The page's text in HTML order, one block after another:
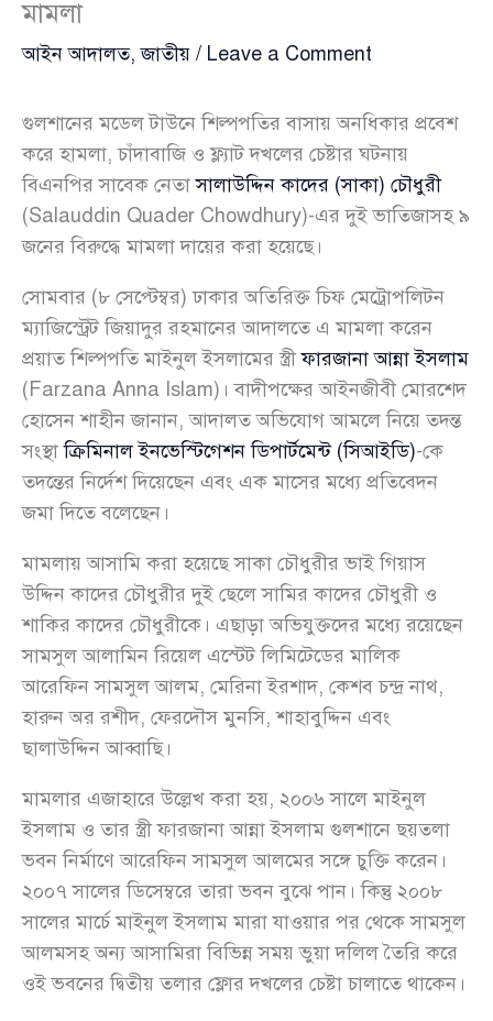
মামলা
আইন আদালত,জাতীয় / Leave a Comment
গুলশানের মডেল টাউনে শিল্পপতির বাসায় অনধিকার প্রবেশ
করে হামলা, চাঁদাবাজি ও ফ্ল্যাট দখলের চেষ্টার ঘটনায়
বিএনপির সাবেক নেতাসালাউদ্দিন কাদের (সাকা) চৌধুরী
(Salauddin Quader Chowdhury)-এর দুই ভাতিজাসহ ৯
জনের বিরুদ্ধে মামলা দায়ের করা হয়েছে।
সোমবার (৮ সেপ্টেম্বর) ঢাকার অতিরিক্ত চিফ মেট্রোপলিটন
ম্যাজিস্ট্রেট জিয়াদুর রহমানের আদালতে এ মামলা করেন
প্রয়াত শিল্পপতি মাইনুল ইসলামের স্ত্রীফারজানা আন্না ইসলাম
(Farzana Anna Islam)। বাদীপক্ষের আইনজীবী মোরশেদ
হোসেন শাহীন জানান, আদালত অভিযোগ আমলে নিয়ে তদন্ত
সংস্থাক্রিমিনাল ইনভেস্টিগেশন ডিপার্টমেন্ট (সিআইডি)-কে
তদন্তের নির্দেশ দিয়েছেন এবং এক মাসের মধ্যে প্রতিবেদন
জমা দিতে বলেছেন।
মামলায় আসামি করা হয়েছে সাকা চৌধুরীর ভাই গিয়াস
উদ্দিন কাদের চৌধুরীর দুই ছেলে সামির কাদের চৌধুরী ও
শাকির কাদের চৌধুরীকে। এছাড়া অভিযুক্তদের মধ্যে রয়েছেন
সামসুল আলামিন রিয়েল এস্টেট লিমিটেডের মালিক
আরেফিন সামসুল আলম, মেরিনা ইরশাদ, কেশব চন্দ্র নাথ,
হারুন অর রশীদ, ফেরদৌস মুনসি, শাহাবুদ্দিন এবং
ছালাউদ্দিন আব্বাছি।
মামলার এজাহারে উল্লেখ করা হয়, ২০০৬ সালে মাইনুল
ইসলাম ও তার স্ত্রী ফারজানা আন্না ইসলাম গুলশানে ছয়তলা
ভবন নির্মাণে আরেফিন সামসুল আলমের সঙ্গে চুক্তি করেন।
২০০৭ সালের ডিসেম্বরে তারা ভবন বুঝে পান। কিন্তু ২০০৮
সালের মার্চে মাইনুল ইসলাম মারা যাওয়ার পর থেকে সামসুল
আলমসহ অন্য আসামিরা বিভিন্ন সময় ভুয়া দলিল তৈরি করে
ওই ভবনের দ্বিতীয় তলার ফ্লোর দখলের চেষ্টা চালাতে থাকেন।